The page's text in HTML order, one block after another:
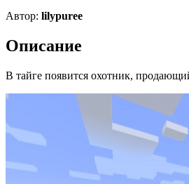
Автор: lilypuree
Описание
В тайге появится охотник,